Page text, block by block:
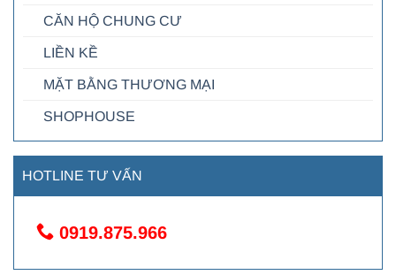
CĂN HỘ CHUNG CƯ
LIỀN KỀ
MẶT BẰNG THƯƠNG MẠI
SHOPHOUSE
HOTLINE TƯ VẤN
0919.875.966